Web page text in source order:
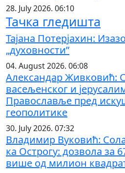
28. July 2026. 06:10
Тачка гледишта
Тајана Потерјахин:
„духовности”
04. August 2026. 06:08
Александар Живковић:
васељенског и
Православље пред
геополитике
30. July 2026. 07:32
Владимир Вуковић:
ка Острогу: дозвола за
више од милион